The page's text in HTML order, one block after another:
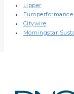
Lipper
Europerformance
Citywire
Morningstar